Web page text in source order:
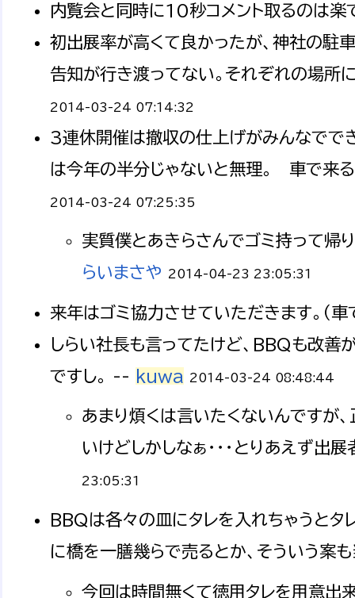
内覧会と同時に10秒コメント取るのは
初出展率が高くて良かったが、神社の駐
告知が行き渡ってない。それぞれの場所
2014-03-24 07:14:32
3連休開催は撤収の仕上げがみんなでで
は今年の半分じゃないと無理。 車で来
2014-03-24 07:25:35
実質僕とあきらさんでゴミ持って帰
らいまさや
2014-04-23 23:05:31
来年はゴミ協力させていただきます。（
しらい社長も言ってたけど、BBQも改善
ですし。 -- kuwa 2014-03-24 08:48:44
あまり煩くは言いたくないんですが
いけどしかしなぁ・・・とりあえず
23:05:31
BBQは各々の皿にタレを入れちゃうとタ
に橋を一膳幾らで売るとか、そういう案
今回は時間無くて徳用タレを用意出